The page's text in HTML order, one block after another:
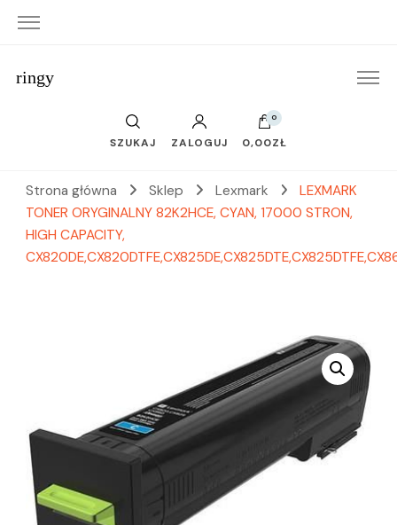
ringy
SZUKAJ ZALOGUJ
0
0,00ZŁ
Strona główna Sklep Lexmark
LEXMARK
TONER ORYGINALNY 82K2HCE, CYAN, 17000 STRON,
HIGH CAPACITY,